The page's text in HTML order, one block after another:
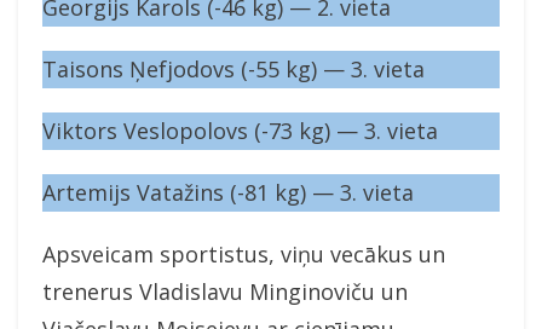
Georgijs Karols (-46 kg) — 2. vieta
Taisons Ņefjodovs (-55 kg) — 3. vieta
Viktors Veslopolovs (-73 kg) — 3. vieta
Artemijs Vatažins (-81 kg) — 3. vieta
Apsveicam sportistus, viņu vecākus un
trenerus Vladislavu Minginoviču un